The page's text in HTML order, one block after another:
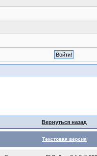
Вернуться назад
Текстовая версия